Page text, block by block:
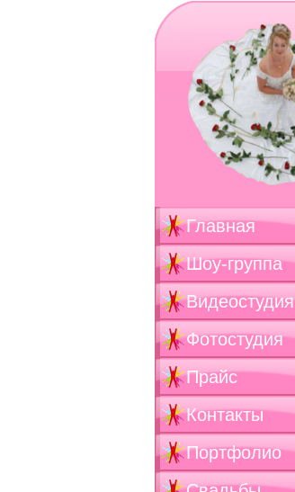
Главная
Шоу-группа
Видеостудия
Фотостудия
Прайс
Контакты
Портфолио